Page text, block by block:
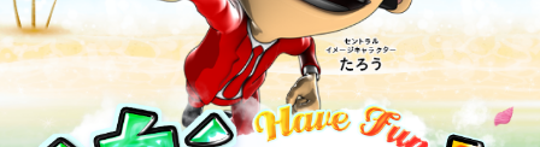
セントラル×グルメ
新台情報